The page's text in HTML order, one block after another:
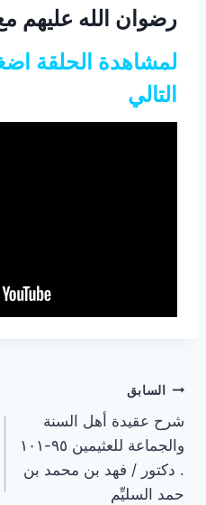
رضوان الله عليهم
لمشاهدة الحلقة
التالي
تصفّح
المقالات
السابق
شرح عقيدة أهل السنة
والجماعة للعثيمين ٩٥-١٠١
. دكتور / فهد بن محمد بن
حمد السليِّم